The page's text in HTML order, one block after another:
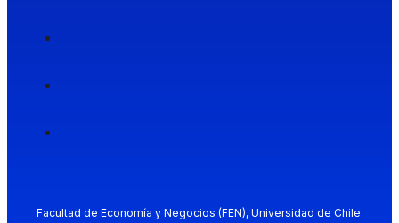
Facultad de Economía y Negocios (FEN), Universidad de Chile.